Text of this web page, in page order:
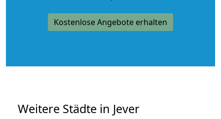
Kostenlose Angebote erhalten
Weitere Städte in Jever